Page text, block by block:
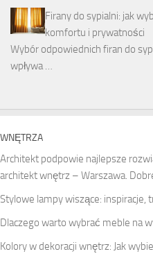
Firany do sypialni: jak
komfortu i prywatności
Wybór odpowiednich firan do
wpływa …
WNĘTRZA
Architekt podpowie najlepsze
architekt wnętrz – Warszawa.
Stylowe lampy wiszące: inspiracje,
Dlaczego warto wybrać meble na
Kolory w dekoracji wnętrz: Jak